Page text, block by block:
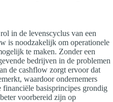
in de levenscyclus van een
is noodzakelijk om operationele
te maken. Zonder een
bedrijven in de problemen
de cashflow zorgt ervoor dat
waardoor ondernemers
basisprincipes grondig
voorbereid zijn op